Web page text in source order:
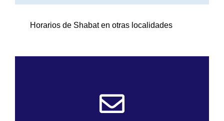
Horarios de Shabat en otras localidades